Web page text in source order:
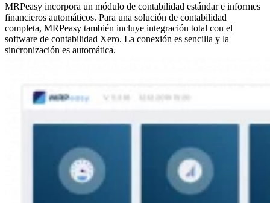
MRPeasy incorpora un módulo de contabilidad estándar e informes
financieros automáticos. Para una solución de contabilidad
completa, MRPeasy también incluye integración total con el
software de contabilidad Xero. La conexión es sencilla y la
sincronización es automática.